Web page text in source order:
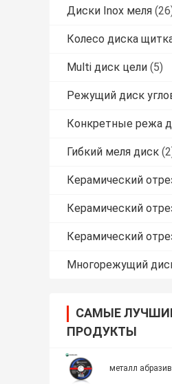
Диски Inox меля
Колесо диска
Multi диск цели (5)
Режущий диск
Конкретные режа
Гибкий меля диск
Керамический
Керамический
Керамический
Многорежущий
САМЫЕ
ПРОДУКТЫ
металл